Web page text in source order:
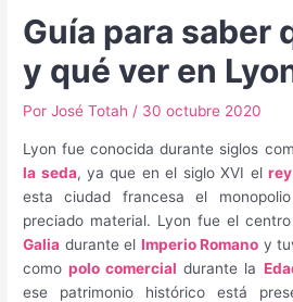
Guía para saber
y qué ver en
PorJosé Totah/ 30 octubre 2020
Lyon fue conocida durante siglos
la seda, ya que en el siglo XVI el
esta ciudad francesa el
preciado material. Lyon fue el
Galia durante el Imperio Romano y
comopolo comercial durante la
ese patrimonio histórico está